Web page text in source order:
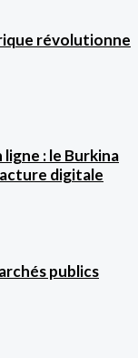
révolutionne
: le Burkina
digitale
publics